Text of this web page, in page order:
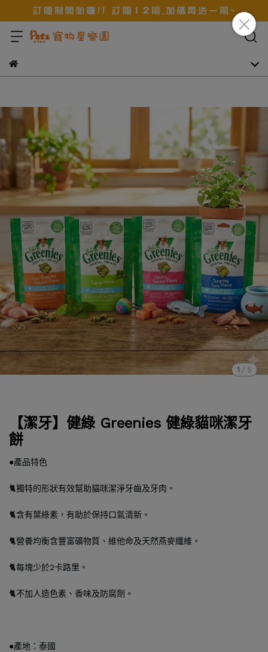
1 / 5
【潔牙】健綠 Greenies 健綠貓咪潔牙
餅
●產品特色
🐈獨特的形狀有效幫助貓咪潔淨牙齒及牙肉。
🐈含有葉綠素，有助於保持口氣清新。
🐈營養均衡含豐富礦物質、維他命及天然燕麥纖維。
🐈每塊少於2卡路里。
🐈不加人造色素、香味及防腐劑。
●產地：泰國